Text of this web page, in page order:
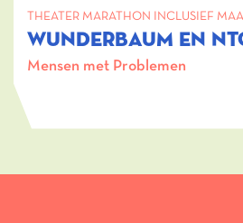
WUNDERBAUM EN
Mensen met Problemen
THEATER MARATHON INCLUSIEF